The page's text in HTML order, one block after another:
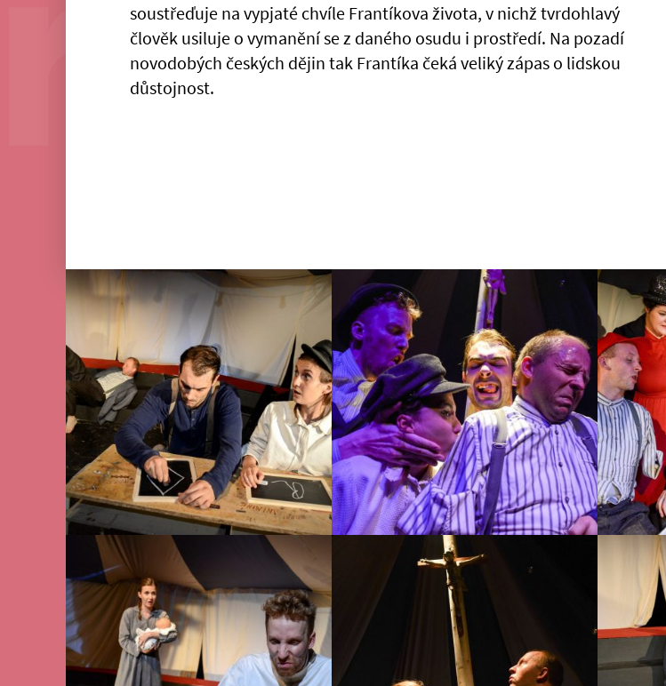
soustřeďuje na vypjaté chvíle Frantíkova života, v nichž tvrdohlavý
člověk usiluje o vymanění se z daného osudu i prostředí. Na pozadí
novodobých českých dějin tak Frantíka čeká veliký zápas o lidskou
důstojnost.